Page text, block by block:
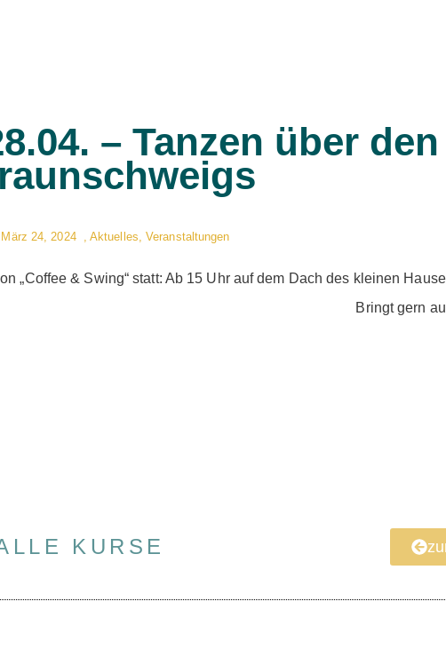
– Tanzen über
März 24, 2024 , Aktuelles,Veranstaltungen
„Coffee & Swing“ statt: Ab 15 Uhr auf dem Dach des kleinen
Bringt gern
KURSE